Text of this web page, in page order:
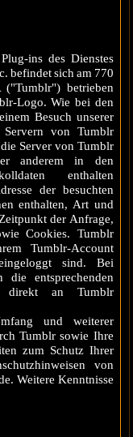
ins des Dienstes
befindet sich am 770
betrieben
Logo. Wie bei den
Besuch unserer
von Tumblr
Server von Tumblr
anderem in den
enthalten
der besuchten
enthalten, Art und
der Anfrage,
Cookies. Tumblr
Tumblr-Account
sind. Bei
die entsprechenden
direkt an Tumblr
und weiterer
Tumblr sowie Ihre
zum Schutz Ihrer
von
Weitere Kenntnisse